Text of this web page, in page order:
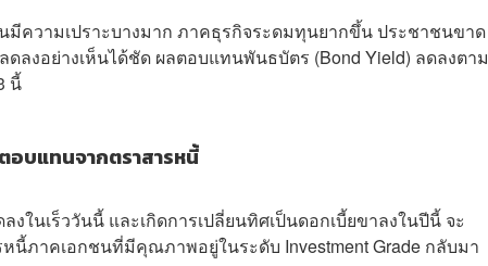
ความเปราะบางมาก ภาคธุรกิจระดมทุนยากขึ้น ประชาชนขาด
งอย่างเห็นได้ชัด ผลตอบแทนพันธบัตร (Bond Yield) ลดลงตาม
นี้
อบแทนจากตราสารหนี้
นเร็ววันนี้ และเกิดการเปลี่ยนทิศเป็นดอกเบี้ยขาลงในปีนี้ จะ
ภาคเอกชนที่มีคุณภาพอยู่ในระดับ Investment Grade กลับมา